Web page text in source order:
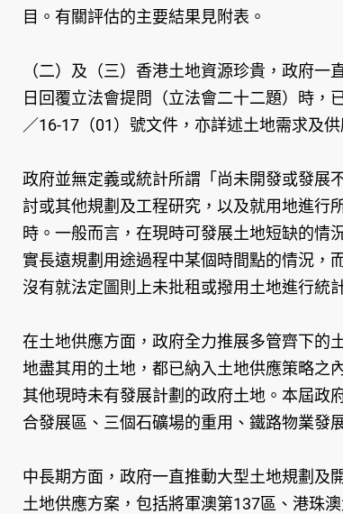
目。有關評估的主要結果見附表。
（二）及（三）香港土地資源珍貴，政府
日回覆立法會提問（立法會二十二題）時，
／16-17（01）號文件，亦詳述土地需求及
政府並無定義或統計所謂「尚未開發或發展
討或其他規劃及工程研究，以及就用地進行
時。一般而言，在現時可發展土地短缺的情
實長遠規劃用途過程中某個時間點的情況，
沒有就法定圖則上未批租或撥用土地進行統
在土地供應方面，政府全力推展多管齊下的
地盡其用的土地，都已納入土地供應策略之
其他現時未有發展計劃的政府土地。本屆政
合發展區、三個石礦場的重用、鐵路物業發
中長期方面，政府一直推動大型土地規劃
土地供應方案，包括將軍澳第137區、港珠